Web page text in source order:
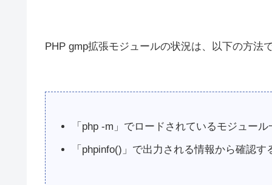
PHP gmp拡張モジュールの状況は、以下の方法
「php -m」でロードされているモジュー
「phpinfo()」で出力される情報から確認す